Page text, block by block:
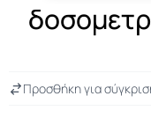
Προσθήκη για